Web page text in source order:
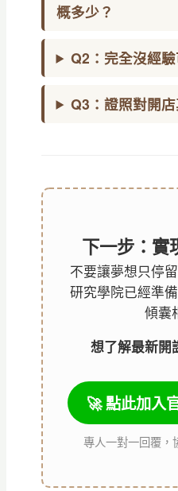
概多少？
Q2：完全沒經
Q3：證照對開
下一步：實
不要讓夢想只停
研究學院已經準
傾囊
想了解最新開
🚀 點此加入
專人一對一回覆，